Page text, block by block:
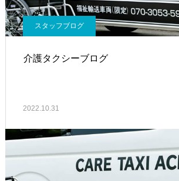
スタッフブログ
介護タクシーブログ
2022.10.31